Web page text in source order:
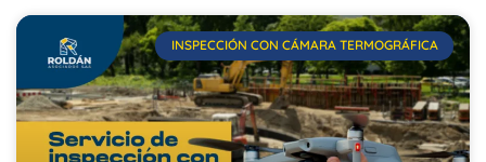
INSPECCIÓN CON CÁMARA TERMOGRÁFICA